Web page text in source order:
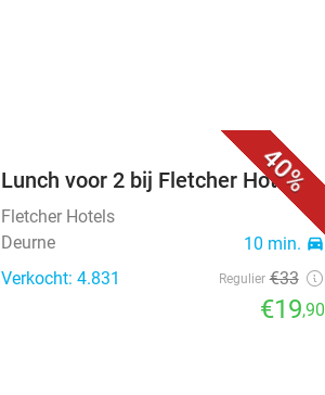
40%
Lunch voor 2 bij Fletcher Hotels
Fletcher Hotels
Deurne
10 min. directions_car
Verkocht: 4.831 Regulier €33
€19,90